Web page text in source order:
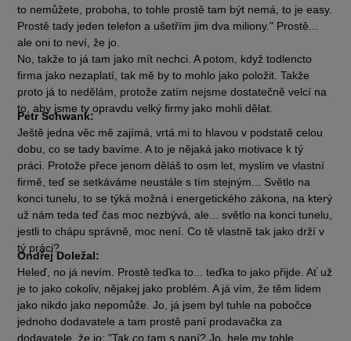
to nemůžete, proboha, to tohle prostě tam být nemá, to je easy.
Prostě tady jeden telefon a ušetřím jim dva miliony." Prostě...
ale oni to neví, že jo.
No, takže to já tam jako mít nechci. A potom, když todlencto
firma jako nezaplatí, tak mě by to mohlo jako položit. Takže
proto já to nedělám, protože zatím nejsme dostatečně velcí na
to, aby jsme ty opravdu velký firmy jako mohli dělat.
Petr Schwank:
Ještě jedna věc mě zajímá, vrtá mi to hlavou v podstatě celou
dobu, co se tady bavíme. A to je nějaká jako motivace k tý
práci. Protože přece jenom děláš to osm let, myslím ve vlastní
firmě, teď se setkáváme neustále s tím stejným... Světlo na
konci tunelu, to se týká možná i energetického zákona, na který
už nám teda teď čas moc nezbývá, ale... světlo na konci tunelu,
jestli to chápu správně, moc není. Co tě vlastně tak jako drží v
tý práci?
Ondřej Doležal:
Heleď, no já nevím. Prostě teďka to... teďka to jako přijde. Ať už
je to jako cokoliv, nějakej jako problém. A já vím, že těm lidem
jako nikdo jako nepomůže. Jo, já jsem byl tuhle na pobočce
jednoho dodavatele a tam prostě paní prodavačka za
dodavatele, že jo: "Tak co tam s paní? Jo, hele my tohle